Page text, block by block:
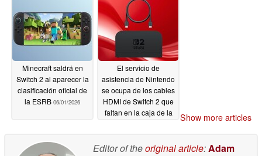
06/03/2026
Minecraft saldrá en
Switch 2 al aparecer la
clasificación oficial de
la ESRB 06/01/2026
El servicio de
asistencia de Nintendo
se ocupa de los cables
HDMI de Switch 2 que
faltan en la caja de la
Show more articles
Editor of theoriginal article:Adam